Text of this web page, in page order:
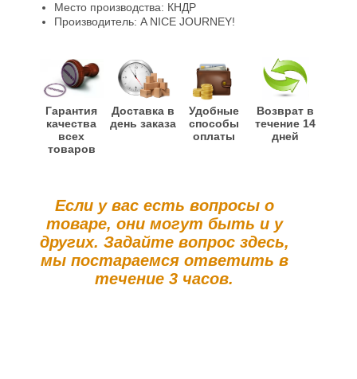
Место производства: КНДР
Производитель: A NICE JOURNEY!
Гарантия
качества
всех
товаров
Доставка в
день заказа
Удобные
способы
оплаты
Возврат в
течение 14
дней
Если у вас есть вопросы о
товаре, они могут быть и у
других. Задайте вопрос здесь,
мы постараемся ответить в
течение 3 часов.